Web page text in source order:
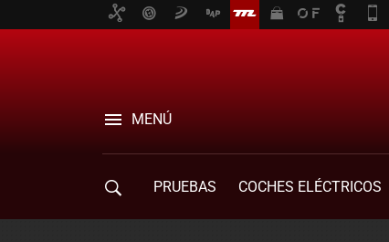
MENÚ
PRUEBAS COCHES ELÉCTRICOS